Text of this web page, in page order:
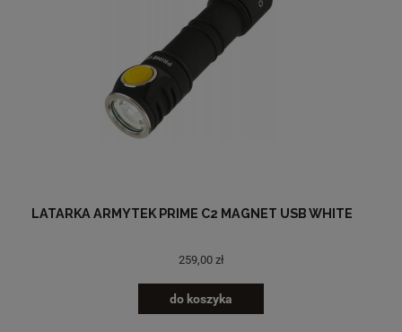
LATARKA ARMYTEK PRIME C2 MAGNET USB WHITE
259,00 zł
do koszyka